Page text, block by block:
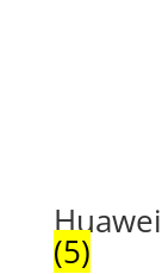
(5)